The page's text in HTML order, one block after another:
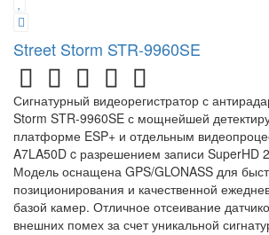
Street Storm STR-9960SE
Сигнатурный видеорегистратор с
Storm STR-9960SE с мощнейшей
платформе ESP+ и отдельным
A7LA50D c разрешением записи SuperHD
Модель оснащена GPS/GLONASS для
позиционирования и качественной
базой камер. Отличное отсеивание
внешних помех за счет уникальной